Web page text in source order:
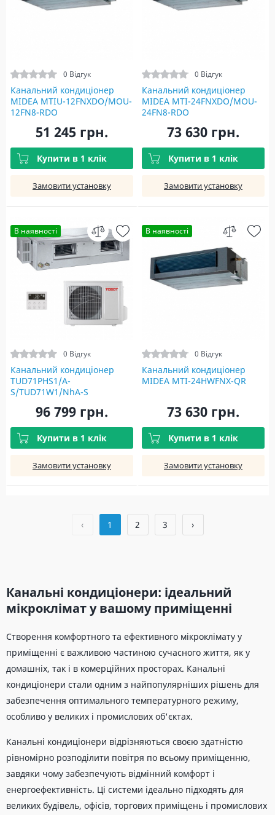
0 Відгук
Канальний кондиціонер
MIDEA MTIU-12FNXDO/MOU-
12FN8-RDO
51 245 грн.
Купити в 1 клік
Замовити установку
0 Відгук
Канальний кондиціонер
MIDEA MTI-24FNXDO/MOU-
24FN8-RDO
73 630 грн.
Купити в 1 клік
Замовити установку
В наявності
0 Відгук
Канальний кондиціонер
TUD71PHS1/A-
S/TUD71W1/NhA-S
96 799 грн.
Купити в 1 клік
Замовити установку
В наявності
0 Відгук
Канальний кондиціонер
MIDEA MTI-24HWFNX-QR
73 630 грн.
Купити в 1 клік
Замовити установку
‹ 1 2 3 ›
Канальні кондиціонери: ідеальний
мікроклімат у вашому приміщенні
Створення комфортного та ефективного мікроклімату у
приміщенні є важливою частиною сучасного життя, як у
домашніх, так і в комерційних просторах. Канальні
кондиціонери стали одним з найпопулярніших рішень для
забезпечення оптимального температурного режиму,
особливо у великих і промислових об'єктах.
Канальні кондиціонери відрізняються своєю здатністю
рівномірно розподілити повітря по всьому приміщенню,
завдяки чому забезпечують відмінний комфорт і
енергоефективність. Ці системи ідеально підходять для
великих будівель, офісів, торгових приміщень і промислових